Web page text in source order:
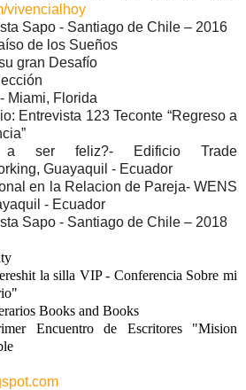
vivencialhoy
Sapo - Santiago de Chile – 2016
de los Sueños
gran Desafío
Miami, Florida
Entrevista 123 Teconte “Regreso a
a ser feliz?- Edificio Trade
Guayaquil - Ecuador
en la Relacion de Pareja- WENS
- Ecuador
Sapo - Santiago de Chile – 2018
la silla VIP - Conferencia Sobre mi
Books and Books
Encuentro de Escritores "Mision